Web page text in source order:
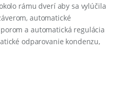
rámu dverí aby sa vylúčila
automatické
a automatická regulácia
odparovanie kondenzu,